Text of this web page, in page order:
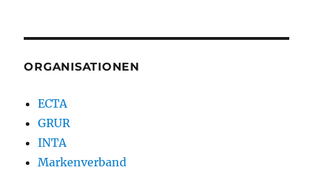
ORGANISATIONEN
ECTA
GRUR
INTA
Markenverband